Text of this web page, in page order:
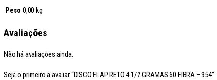
Peso 0,00 kg
Avaliações
Não há avaliações ainda.
Seja o primeiro a avaliar “DISCO FLAP RETO 4 1/2 GRAMAS 60 FIBRA – 954”